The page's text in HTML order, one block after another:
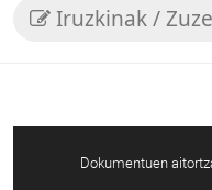
Iruzkinak /
Dokumentuen